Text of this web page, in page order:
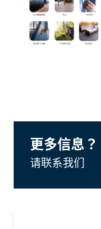
更多信息？
请联系我们